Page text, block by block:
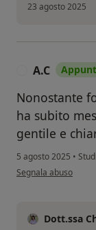
23 agosto 2025
A.C
Nonostante
ha subito
gentile e
5 agosto 2025 •
secondo l'opinione
Segnala abuso
Dott.ssa